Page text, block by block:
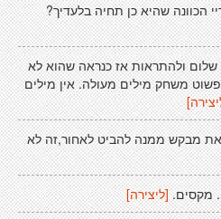
הכוונה שהיא כן תחיה בלעדיך?
ולהתראות אז כנראה שהוא לא
משחק מילים מעולה. אין מילים
מבקש ממנה להביט לאחור,זה לא
מקסים. [ליצירה]